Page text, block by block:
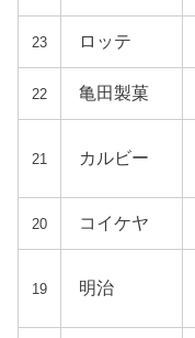
23 ロッテ
22 亀田製菓
21 カルビー
20 コイケヤ
19 明治